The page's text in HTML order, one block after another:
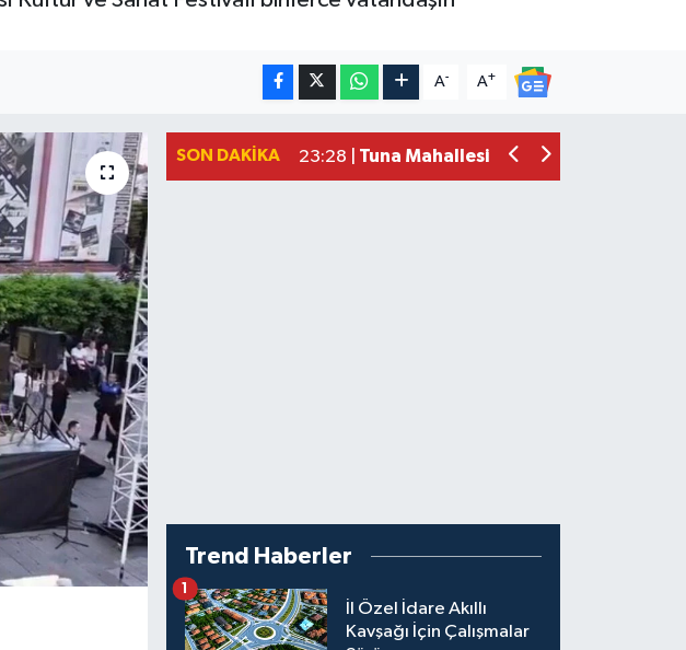
A- A+
SON DAKIKA 23:28 | Tuna Mahallesi Aile Sağlığı Merkezi
10:32 |BARÜ’yü Tercih Eden İlk 5 Bin
Trend Haberler
İl Özel İdare Akıllı
Kavşağı İçin Çalışmalar
1